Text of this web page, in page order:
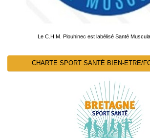
Le C.H.M. Plouhinec est labélisé Santé
CHARTE SPORT SANTÉ BIEN-ETRE/